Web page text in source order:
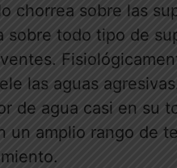
chorrea sobre las
sobre todo tipo de
las aguas
de agua casi en su
un amplio rango de